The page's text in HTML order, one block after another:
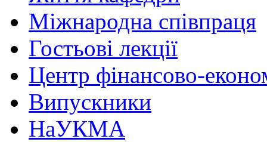
Міжнародна співпраця
Гостьові лекції
Центр фінансово-
Випускники
НаУКМА